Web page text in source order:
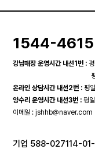
1544-4615
강남매장 운영시간 내선1번 :
온라인 상담시간 내선2번 : 평
양수리 운영시간 내선3번 : 평
이메일 :jshhb@naver.com
기업 588-027114-01-